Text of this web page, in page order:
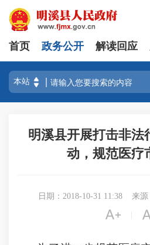
首页 政务公开 解读回应
明溪县开展打击非法
动，规范医疗
日期：2018-10-31 11:38 来
